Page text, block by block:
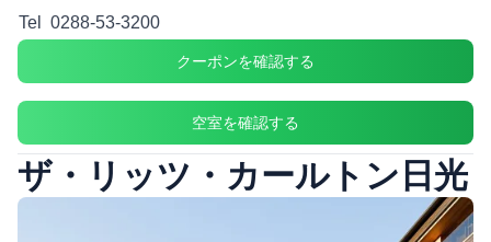
Tel 0288-53-3200
クーポンを確認する
空室を確認する
ザ・リッツ・カールトン日光